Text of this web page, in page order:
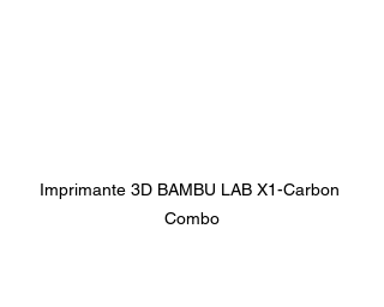
Imprimante 3D BAMBU LAB X1-Carbon
Combo